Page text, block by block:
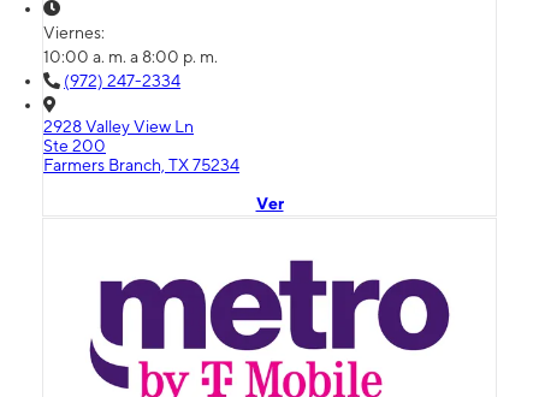
Viernes:
10:00 a. m. a 8:00 p. m.
(972) 247-2334
2928 Valley View Ln
Ste 200
Farmers Branch, TX 75234
Ver